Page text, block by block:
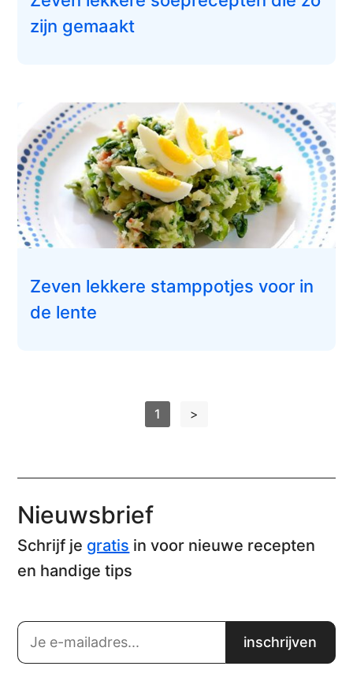
zijn gemaakt
Zeven lekkere stamppotjes voor in
de lente
1 >
Nieuwsbrief
Schrijf je gratis in voor nieuwe recepten
en handige tips